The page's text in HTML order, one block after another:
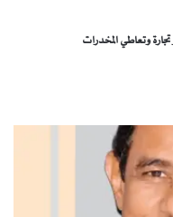
وتعاطي المخدرات